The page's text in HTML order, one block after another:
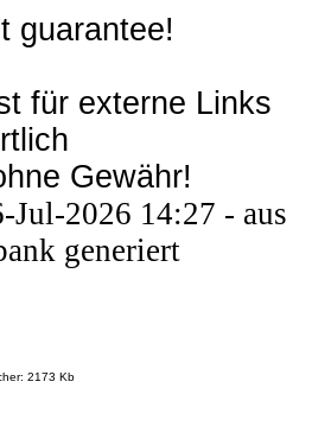
guarantee!
für externe Links
Gewähr!
Jul-2026 14:27 - aus
generiert
2173 Kb